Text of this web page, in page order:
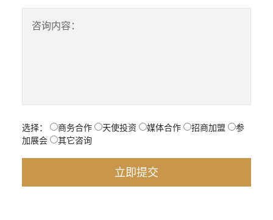
咨询内容：
选择： 商务合作 天使投资 媒体合作 招商加盟
参
加展会
其它咨询